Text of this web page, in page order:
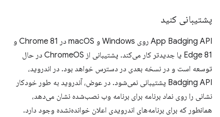
پشتیبانی کنید
App Badging API روی Windows و macOS در Chrome 81 و
Edge 81 یا جدیدتر کار می‌کند. پشتیبانی از ChromeOS در حال
توسعه است و در نسخه بعدی در دسترس خواهد بود. در اندروید،
Badging API پشتیبانی نمی‌شود. در عوض، آندروید به طور خودکار
نشانی را روی نماد برنامه برای برنامه وب نصب‌شده نشان می‌دهد،
همانطور که برای برنامه‌های اندرویدی اعلان خوانده‌نشده وجود دارد.